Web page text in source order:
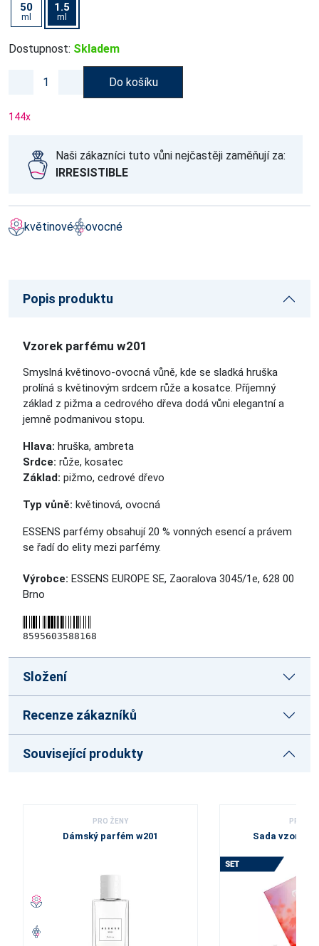
50
ml
1.5
ml
Dostupnost: Skladem
Do košíku
144x
Naši zákazníci tuto vůni nejčastěji zaměňují za:
IRRESISTIBLE
květinové ovocné
Popis produktu
Vzorek parfému w201
Smyslná květinovo-ovocná vůně, kde se sladká hruška
prolíná s květinovým srdcem růže a kosatce. Příjemný
základ z pižma a cedrového dřeva dodá vůni elegantní a
jemně podmanivou stopu.
Hlava: hruška, ambreta
Srdce: růže, kosatec
Základ: pižmo, cedrové dřevo
Typ vůně: květinová, ovocná
ESSENS parfémy obsahují 20 % vonných esencí a právem
se řadído elitymezi parfémy.
Výrobce: ESSENS EUROPE SE, Zaoralova 3045/1e, 628 00
Brno
8595603588168
Složení
Recenze zákazníků
Související produkty
PRO ŽENY
Dámský parfém w201
PRO
Sada vzorků -